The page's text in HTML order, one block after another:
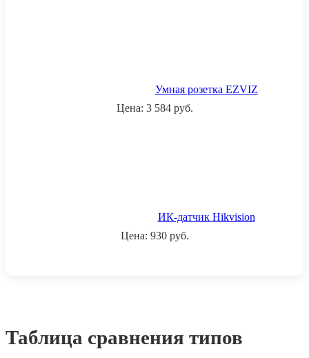
Умная розетка EZVIZ
Цена: 3 584руб.
ИК-датчик Hikvision
Цена: 930руб.
Таблица сравнения типов